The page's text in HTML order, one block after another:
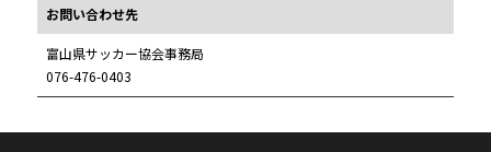
お問い合わせ先
富山県サッカー協会事務局
076-476-0403